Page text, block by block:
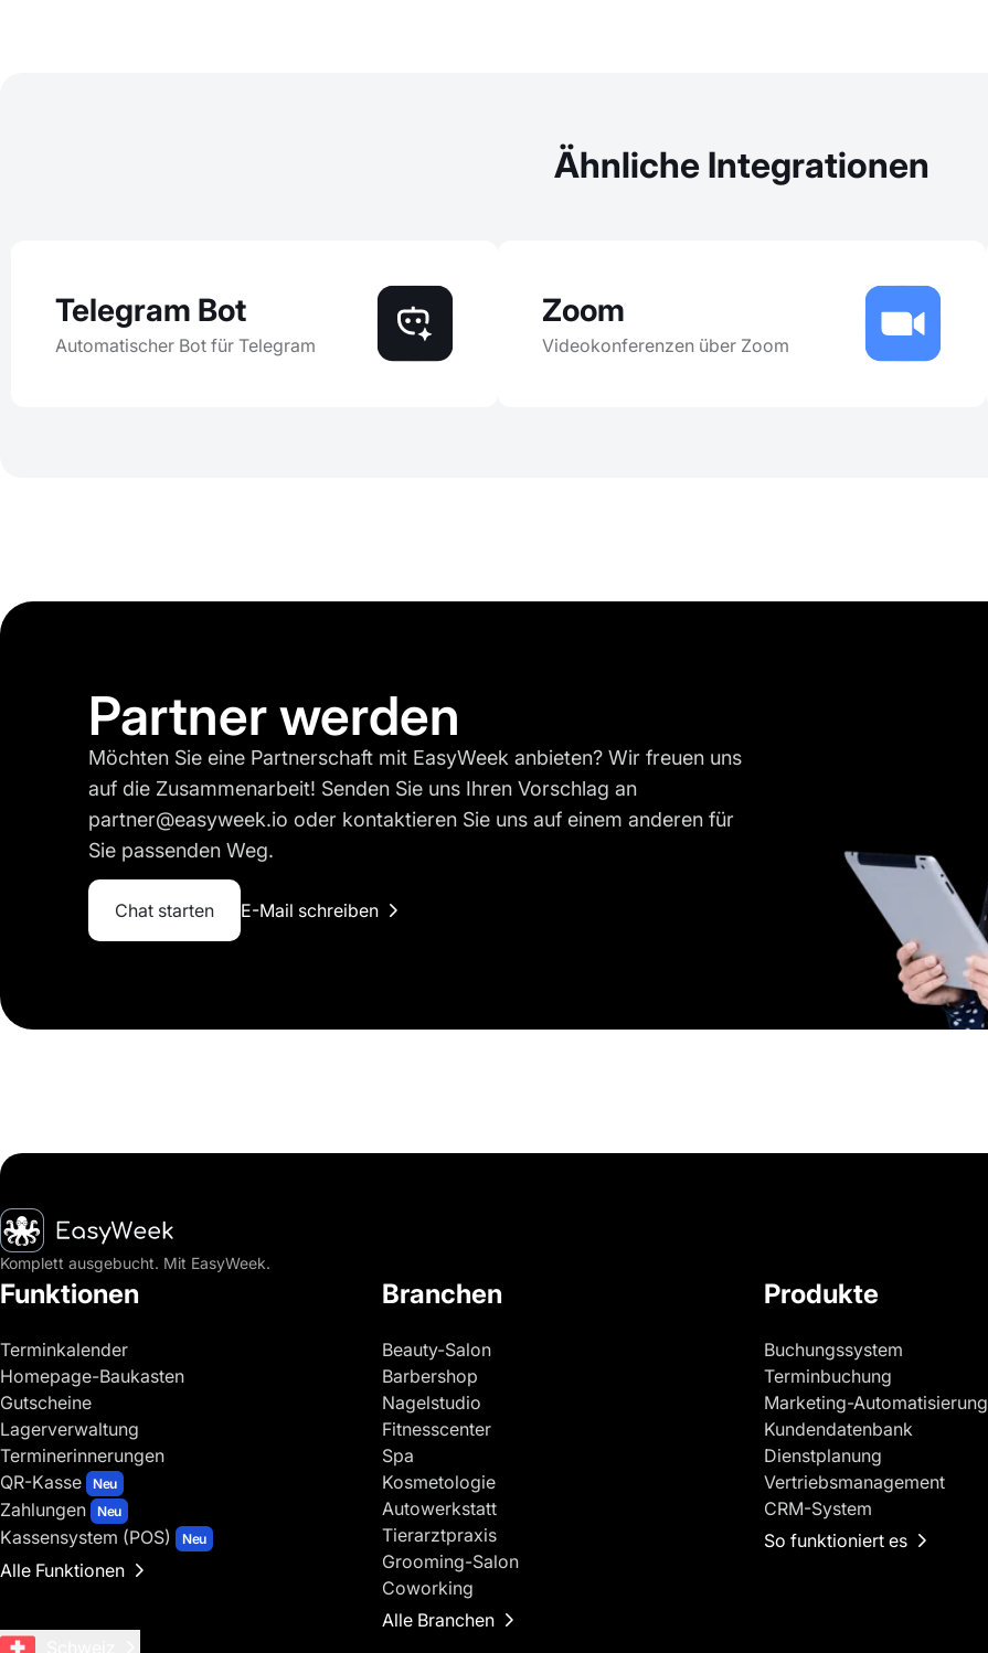
Ähnliche Integrationen
Telegram Bot
Automatischer Bot für Telegram
Zoom
Videokonferenzen über Zoom
Partner werden
Möchten Sie eine Partnerschaft mit EasyWeek anbieten? Wir freuen uns
auf die Zusammenarbeit! Senden Sie uns Ihren Vorschlag an
partner@easyweek.io oder kontaktieren Sie uns auf einem anderen für
Sie passenden Weg.
Chat starten E-Mail schreiben
Startseite
Komplett ausgebucht. Mit EasyWeek.
Funktionen
Terminkalender
Homepage-Baukasten
Gutscheine
Lagerverwaltung
Terminerinnerungen
QR-Kasse
Neu
Zahlungen Neu
Kassensystem (POS) Neu
Alle Funktionen
Branchen
Beauty-Salon
Barbershop
Nagelstudio
Fitnesscenter
Spa
Kosmetologie
Autowerkstatt
Tierarztpraxis
Grooming-Salon
Coworking
Alle Branchen
Produkte
Buchungssystem
Terminbuchung
Marketing-Automatisierung
Kundendatenbank
Dienstplanung
Vertriebsmanagement
CRM-System
So funktioniert es